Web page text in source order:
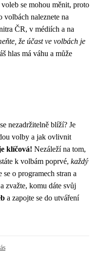
se mohou měnit, proto
volbách naleznete na
ČR, v médiích a na
že účast ve volbách je
hlas má váhu a může
nezadržitelně blíží? Je
volby a jak ovlivnit
klíčová! Nezáleží na tom,
k volbám poprvé, každý
o programech stran a
zvažte, komu dáte svůj
a zapojte se do utváření